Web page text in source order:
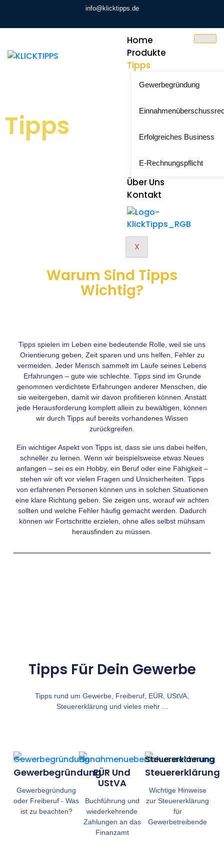
info@klicktipps.de
Home
Produkte
Tipps
Gewerbegründung
Erfolgreiches Business
E-Rechnungspflicht
Über Uns
Kontakt
X
Tipps
Warum Sind Tipps
Wichtig?
Tipps spielen im Leben eine bedeutende Rolle, weil sie uns
Orientierung geben, Zeit sparen und uns helfen, Fehler zu
vermeiden. Jeder Mensch sammelt im Laufe seines Lebens
Erfahrungen – gute wie schlechte. Tipps sind im Grunde
genommen verdichtete Erfahrungen anderer Menschen, die
sie weitergeben, damit wir davon profitieren können. Anstatt
jede Herausforderung komplett allein zu bewältigen, können
wir durch Tipps auf bereits vorhandenes Wissen
zurückgreifen.
Ein wichtiger Aspekt von Tipps ist, dass sie uns dabei helfen,
schneller zu lernen. Wenn wir beispielsweise etwas Neues
anfangen – sei es ein Hobby, ein Beruf oder eine Fähigkeit –
stehen wir oft vor vielen Fragen und Unsicherheiten. Tipps
von erfahrenen Personen können uns in solchen Situationen
eine klare Richtung geben. Sie zeigen uns, worauf wir achten
sollten und welche Fehler häufig gemacht werden. Dadurch
können wir Fortschritte erzielen, ohne alles selbst mühsam
herausfinden zu müssen.
Tipps Für Dein Gewerbe
Tipps rund um Gewerbe, Freiberuf, EÜR, UStVA,
Steuererklärung und vieles mehr ...
Gewerbegründung
Gewerbegründung
oder Freiberuf - Was
ist zu beachten?
EÜR Und
UStVA
Buchführung und
wiederkehrende
Zahlungen an das
Finanzamt
Steuererklärung
Wichtige Hinweise
zur Steuererklärung
für
Gewerbetreibende